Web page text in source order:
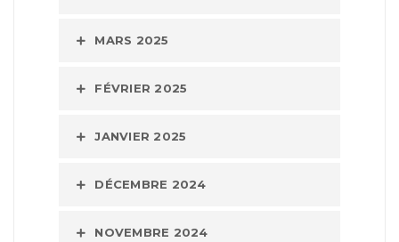
MARS 2025
FÉVRIER 2025
JANVIER 2025
DÉCEMBRE 2024
NOVEMBRE 2024